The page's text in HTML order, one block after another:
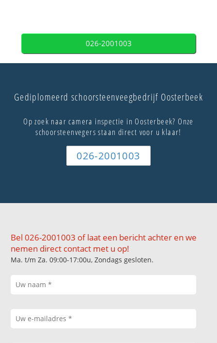
026-2001003
Gediplomeerd schoorsteenveegbedrijf Oosterbeek
Op zoek naar camera inspectie in Oosterbeek? Onze
schoorsteenvegers staan direct voor u klaar!
026-2001003
Bel 026-2001003 of laat een bericht achter en we
nemen direct contact met u op!
Ma. t/m Za. 09:00-17:00u, Zondags gesloten.